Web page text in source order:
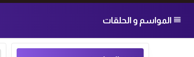
المواسم و الحلقات